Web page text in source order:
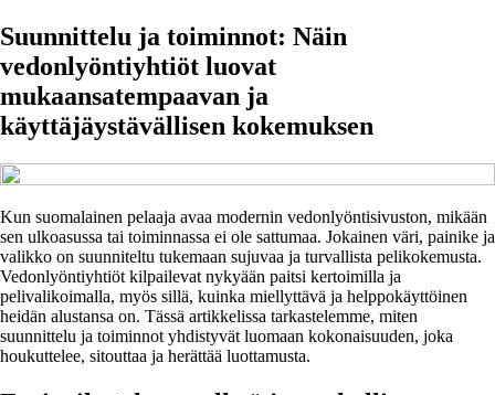
Suunnittelu ja toiminnot: Näin
vedonlyöntiyhtiöt luovat
mukaansatempaavan ja
käyttäjäystävällisen kokemuksen
Kun suomalainen pelaaja avaa modernin vedonlyöntisivuston, mikään
sen ulkoasussa tai toiminnassa ei ole sattumaa. Jokainen väri, painike ja
valikko on suunniteltu tukemaan sujuvaa ja turvallista pelikokemusta.
Vedonlyöntiyhtiöt kilpailevat nykyään paitsi kertoimilla ja
pelivalikoimalla, myös sillä, kuinka miellyttävä ja helppokäyttöinen
heidän alustansa on. Tässä artikkelissa tarkastelemme, miten
suunnittelu ja toiminnot yhdistyvät luomaan kokonaisuuden, joka
houkuttelee, sitouttaa ja herättää luottamusta.